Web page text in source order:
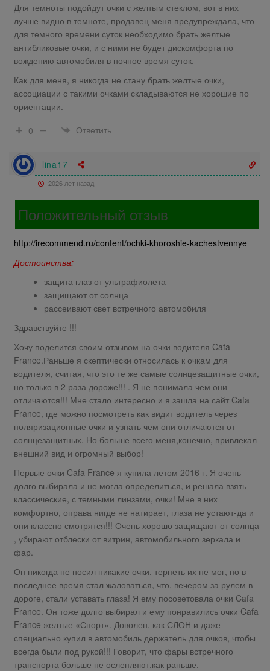
Для темноты подойдут очки с желтым стеклом, вот в них
лучше видно в темноте, продавец меня предупреждала, что
для темного времени суток необходимо брать желтые
антибликовые очки, и с ними не будет дискомфорта по
вождению автомобиля в ночное время суток.
Как для меня, я никогда не стану брать желтые очки,
ассоциации с такими очками складываются не хорошие по
ориентации.
0
Ответить
lina17
2026 лет назад
Положительный отзыв
http://irecommend.ru/content/ochki-khoroshie-kachestvennye
Достоинства:
защита глаз от ультрафиолета
защищают от солнца
рассеивают свет встречного автомобиля
Здравствуйте !!!
Хочу поделится своим отзывом на очки водителя Cafa
France.Раньше я скептически относилась к очкам для
водителя, считая, что это те же самые солнцезащитные очки,
но только в 2 раза дороже!!! . Я не понимала чем они
отличаются!!! Мне стало интересно и я зашла на сайт Cafa
France, где можно посмотреть как видит водитель через
поляризационные очки и узнать чем они отличаются от
солнцезащитных. Но больше всего меня,конечно, привлекал
внешний вид и огромный выбор!
Первые очки Cafa France я купила летом 2016 г. Я очень
долго выбирала и не могла определиться, и решала взять
классические, с темными линзами, очки! Мне в них
комфортно, оправа нигде не натирает, глаза не устают-да и
они классно смотрятся!!! Очень хорошо защищают от солнца
, убирают отблески от витрин, автомобильного зеркала и
фар.
Он никогда не носил никакие очки, терпеть их не мог, но в
последнее время стал жаловаться, что, вечером за рулем в
дороге, стали уставать глаза! Я ему посоветовала очки Cafa
France. Он тоже долго выбирал и ему понравились очки Cafa
France желтые «Спорт». Доволен, как СЛОН и даже
специально купил в автомобиль держатель для очков, чтобы
всегда были под рукой!!! Говорит, что фары встречного
транспорта больше не ослепляют,как раньше.